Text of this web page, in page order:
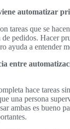
automatizar
tareas que se
pedidos. Hacer
ayuda a entender
entre
hace tareas
una persona
ambas es bueno